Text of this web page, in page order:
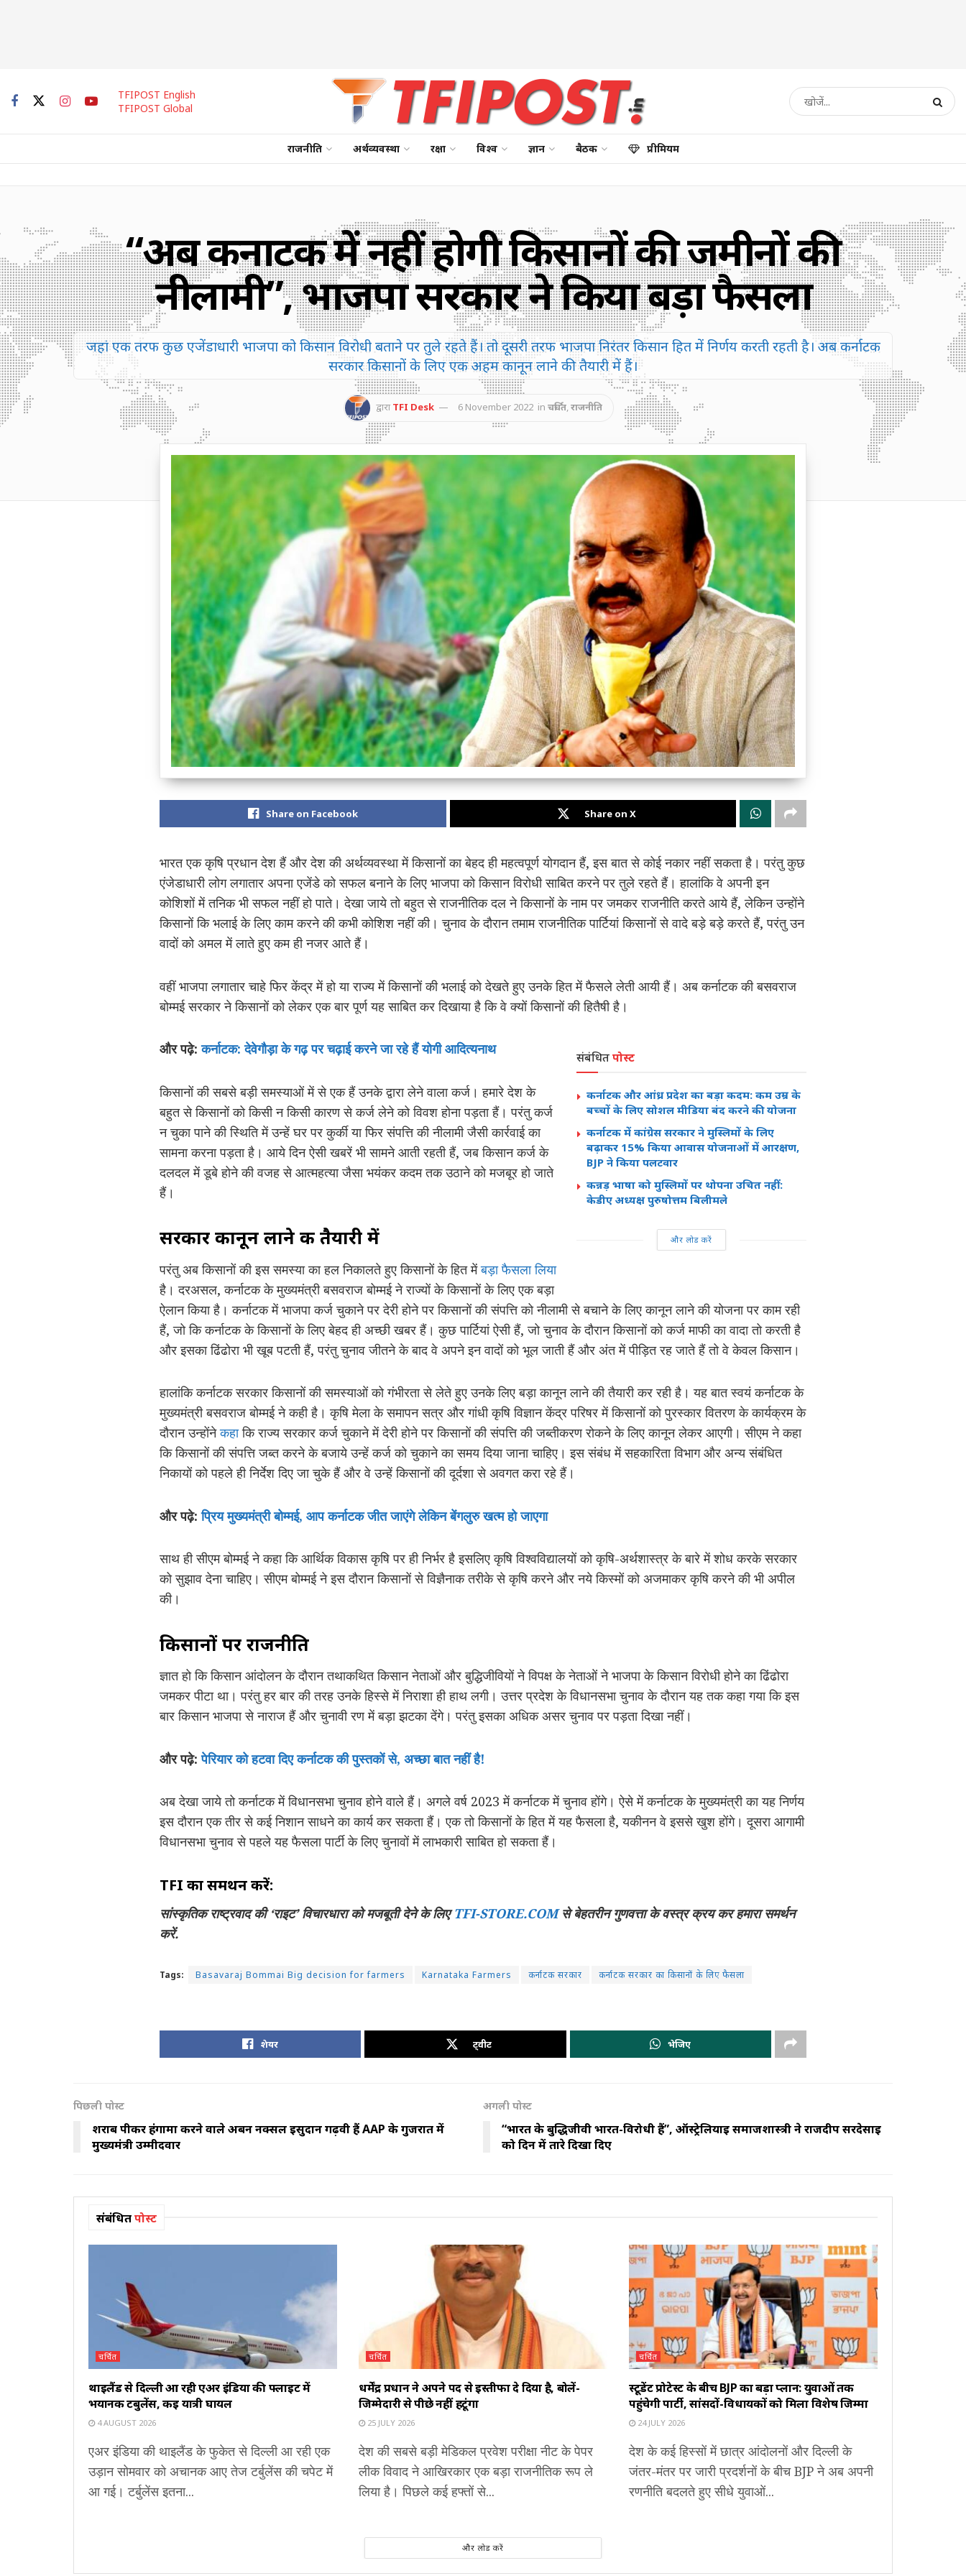
TFIPOST English
TFIPOST Global
राजनीति अर्थव्यवस्था रक्षा विश्व ज्ञान बैठक प्रीमियम
“अब कर्नाटक में नहीं होगी किसानों की जमीनों की
नीलामी”, भाजपा सरकार ने किया बड़ा फैसला
जहां एक तरफ कुछ एजेंडाधारी भाजपा को किसान विरोधी बताने पर तुले रहते हैं। तो दूसरी तरफ भाजपा निरंतर किसान हित में निर्णय करती रहती है। अब कर्नाटक
सरकार किसानों के लिए एक अहम कानून लाने की तैयारी में हैं।
द्वारा TFI Desk 6 November 2022 in चर्चित,राजनीति
Share on Facebook Share on X
भारत एक कृषि प्रधान देश हैं और देश की अर्थव्यवस्था में किसानों का बेहद ही महत्वपूर्ण योगदान हैं, इस बात से कोई नकार नहीं सकता है। परंतु कुछ
एंजेडाधारी लोग लगातार अपना एजेंडे को सफल बनाने के लिए भाजपा को किसान विरोधी साबित करने पर तुले रहते हैं। हालांकि वे अपनी इन
कोशिशों में तनिक भी सफल नहीं हो पाते। देखा जाये तो बहुत से राजनीतिक दल ने किसानों के नाम पर जमकर राजनीति करते आये हैं, लेकिन उन्होंने
किसानों कि भलाई के लिए काम करने की कभी कोशिश नहीं की। चुनाव के दौरान तमाम राजनीतिक पार्टियां किसानों से वादे बड़े बड़े करते हैं, परंतु उन
वादों को अमल में लाते हुए कम ही नजर आते हैं।
वहीं भाजपा लगातार चाहे फिर केंद्र में हो या राज्य में किसानों की भलाई को देखते हुए उनके हित में फैसले लेती आयी हैं। अब कर्नाटक की बसवराज
बोम्मई सरकार ने किसानों को लेकर एक बार पूर्ण यह साबित कर दिखाया है कि वे क्यों किसानों की हितैषी है।
संबंधितपोस्ट
कर्नाटक और आंध्र प्रदेश का बड़ा कदम: कम उम्र के
बच्चों के लिए सोशल मीडिया बंद करने की योजना
कर्नाटक में कांग्रेस सरकार ने मुस्लिमों के लिए
बढ़ाकर 15% किया आवास योजनाओं में आरक्षण,
BJP ने किया पलटवार
कन्नड़ भाषा को मुस्लिमों पर थोपना उचित नहीं:
केडीए अध्यक्ष पुरुषोत्तम बिलीमले
और लोड करें
और पढ़े:कर्नाटक: देवेगौड़ा के गढ़ पर चढ़ाई करने जा रहे हैं योगी आदित्यनाथ
किसानों की सबसे बड़ी समस्याओं में से एक हैं उनके द्वारा लेने वाला कर्ज। हमारे देश के
बहुत से किसानों को किसी न किसी कारण से कर्ज लेने को विवश होना पड़ता हैं। परंतु कर्ज
न चुका पाने की स्थिति में उन्हें घर पर कुर्की या फिर संपत्ति की नीलामी जैसी कार्रवाई का
सामना करना पड़ता है। आये दिन ऐसी खबरें भी सामने आती रहती हैं, जब किसान कर्ज के
दलदल में डूबे होने की वजह से आत्महत्या जैसा भयंकर कदम तक उठाने को मजबूर हो जाते
हैं।
सरकार कानून लाने की तैयारी में
परंतु अब किसानों की इस समस्या का हल निकालते हुए किसानों के हित मेंबड़ा फैसला लिया
है। दरअसल, कर्नाटक के मुख्यमंत्री बसवराज बोम्मई ने राज्यों के किसानों के लिए एक बड़ा
ऐलान किया है। कर्नाटक में भाजपा कर्ज चुकाने पर देरी होने पर किसानों की संपत्ति को नीलामी से बचाने के लिए कानून लाने की योजना पर काम रही
हैं, जो कि कर्नाटक के किसानों के लिए बेहद ही अच्छी खबर हैं। कुछ पार्टियां ऐसी हैं, जो चुनाव के दौरान किसानों को कर्ज माफी का वादा तो करती है
और इसका ढिंढोरा भी खूब पटती हैं, परंतु चुनाव जीतने के बाद वे अपने इन वादों को भूल जाती हैं और अंत में पीड़ित रह जाते हैं तो वे केवल किसान।
हालांकि कर्नाटक सरकार किसानों की समस्याओं को गंभीरता से लेते हुए उनके लिए बड़ा कानून लाने की तैयारी कर रही है। यह बात स्वयं कर्नाटक के
मुख्यमंत्री बसवराज बोम्मई ने कही है। कृषि मेला के समापन सत्र और गांधी कृषि विज्ञान केंद्र परिषर में किसानों को पुरस्कार वितरण के कार्यक्रम के
दौरान उन्होंनेकहाकि राज्य सरकार कर्ज चुकाने में देरी होने पर किसानों की संपत्ति की जब्तीकरण रोकने के लिए कानून लेकर आएगी। सीएम ने कहा
कि किसानों की संपत्ति जब्त करने के बजाये उन्हें कर्ज को चुकाने का समय दिया जाना चाहिए। इस संबंध में सहकारिता विभाग और अन्य संबंधित
निकायों को पहले ही निर्देश दिए जा चुके हैं और वे उन्हें किसानों की दूर्दशा से अवगत करा रहे हैं।
और पढ़े:प्रिय मुख्यमंत्री बोम्मई, आप कर्नाटक जीत जाएंगे लेकिन बेंगलुरु खत्म हो जाएगा
साथ ही सीएम बोम्मई ने कहा कि आर्थिक विकास कृषि पर ही निर्भर है इसलिए कृषि विश्वविद्यालयों को कृषि-अर्थशास्त्र के बारे में शोध करके सरकार
को सुझाव देना चाहिए। सीएम बोम्मई ने इस दौरान किसानों से विज्ञैनाक तरीके से कृषि करने और नये किस्मों को अजमाकर कृषि करने की भी अपील
की।
किसानों पर राजनीति
ज्ञात हो कि किसान आंदोलन के दौरान तथाकथित किसान नेताओं और बुद्धिजीवियों ने विपक्ष के नेताओं ने भाजपा के किसान विरोधी होने का ढिंढोरा
जमकर पीटा था। परंतु हर बार की तरह उनके हिस्से में निराशा ही हाथ लगी। उत्तर प्रदेश के विधानसभा चुनाव के दौरान यह तक कहा गया कि इस
बार किसान भाजपा से नाराज हैं और चुनावी रण में बड़ा झटका देंगे। परंतु इसका अधिक असर चुनाव पर पड़ता दिखा नहीं।
और पढ़े:पेरियार को हटवा दिए कर्नाटक की पुस्तकों से, अच्छा बात नहीं है!
अब देखा जाये तो कर्नाटक में विधानसभा चुनाव होने वाले हैं। अगले वर्ष 2023 में कर्नाटक में चुनाव होंगे। ऐसे में कर्नाटक के मुख्यमंत्री का यह निर्णय
इस दौरान एक तीर से कई निशान साधने का कार्य कर सकता हैं। एक तो किसानों के हित में यह फैसला है, यकीनन वे इससे खुश होंगे। दूसरा आगामी
विधानसभा चुनाव से पहले यह फैसला पार्टी के लिए चुनावों में लाभकारी साबित हो सकता हैं।
TFI का समर्थन करें:
सांस्कृतिक राष्ट्रवाद की ‘राइट’ विचारधारा को मजबूती देने के लिएTFI-STORE.COMसे बेहतरीन गुणवत्ता के वस्त्र क्रय कर हमारा समर्थन
करें.
Tags: Basavaraj Bommai Big decision for farmers Karnataka Farmers कर्नाटक सरकार कर्नाटक सरकार का किसानों के लिए फैसला
शेयर ट्वीट भेजिए
पिछली पोस्ट
शराब पीकर हंगामा करने वाले अर्बन नक्सल इसुदान गढ़वी हैं AAP के गुजरात में
मुख्यमंत्री उम्मीदवार
अगली पोस्ट
“भारत के बुद्धिजीवी भारत-विरोधी हैं”, ऑस्ट्रेलियाई समाजशास्त्री ने राजदीप सरदेसाई
को दिन में तारे दिखा दिए
संबंधितपोस्ट
चर्चित
थाइलैंड से दिल्ली आ रही एअर इंडिया की फ्लाइट में
भयानक टर्बुलेंस, कई यात्री घायल
4 AUGUST 2026
एअर इंडिया की थाइलैंड के फुकेत से दिल्ली आ रही एक
उड़ान सोमवार को अचानक आए तेज टर्बुलेंस की चपेट में
आ गई। टर्बुलेंस इतना...
चर्चित
धर्मेंद्र प्रधान ने अपने पद से इस्तीफा दे दिया है, बोलें-
जिम्मेदारी से पीछे नहीं हटूंगा
25 JULY 2026
देश की सबसे बड़ी मेडिकल प्रवेश परीक्षा नीट के पेपर
लीक विवाद ने आखिरकार एक बड़ा राजनीतिक रूप ले
लिया है। पिछले कई हफ्तों से...
चर्चित
स्टूडेंट प्रोटेस्ट के बीच BJP का बड़ा प्लान: युवाओं तक
पहुंचेगी पार्टी, सांसदों-विधायकों को मिला विशेष जिम्मा
24 JULY 2026
देश के कई हिस्सों में छात्र आंदोलनों और दिल्ली के
जंतर-मंतर पर जारी प्रदर्शनों के बीच BJP ने अब अपनी
रणनीति बदलते हुए सीधे युवाओं...
और लोड करें